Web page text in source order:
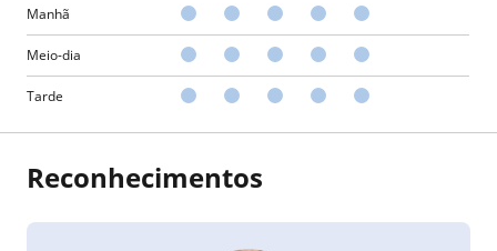
Manhã
Meio-dia
Tarde
Reconhecimentos